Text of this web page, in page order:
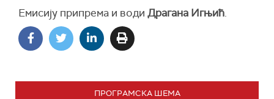
Емисију припрема и води Драгана Игњић.
ПРОГРАМСКА ШЕМА